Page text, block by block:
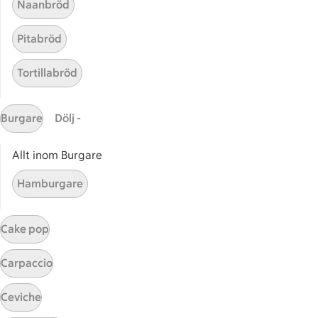
Utvalda leverantörer
Annonsera
Jobba på ICA
Hållbarhet
ICA Stiftelsen
En god morgondag
Reklamera
Spärra eller beställ nytt ICA-kort
Behandling av personuppgifter
Hantera cookies
Naanbröd
Pitabröd
Tortillabröd
Burgare Dölj -
Allt inom Burgare
Hamburgare
Cake pop
Carpaccio
Ceviche